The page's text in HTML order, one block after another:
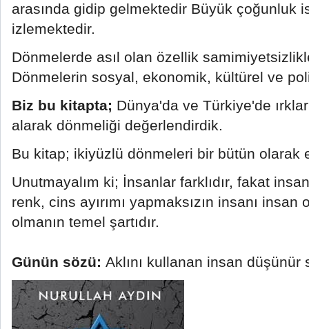
arasında gidip gelmektedir Büyük çoğunluk
izlemektedir.
Dönmelerde asıl olan özellik
Dönmelerin sosyal, ekonomik, kültürel ve
Biz bu kitapta; Dünya'da ve Türkiye'de
alarak dönmeliği değerlendirdik.
Bu kitap; ikiyüzlü dönmeleri bir bütün olarak
Unutmayalım ki; İnsanlar farklıdır, fakat
renk, cins ayırımı yapmaksızın insanı
olmanın temel şartıdır.
Günün sözü: Aklını kullanan insan düşünür